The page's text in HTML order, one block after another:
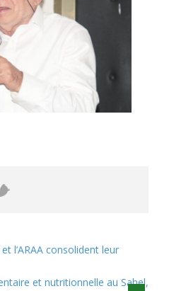
l’ARAA consolident leur
et nutritionnelle au Sahel,